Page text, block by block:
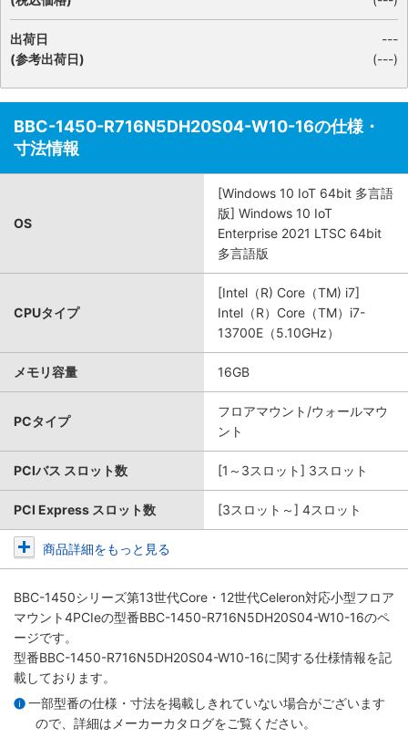
出荷日
(参考出荷日)
---
(---)
BBC-1450-R716N5DH20S04-W10-16の仕様・
寸法情報
OS
[Windows 10 IoT 64bit 多言語
版] Windows 10 IoT
Enterprise 2021 LTSC 64bit
多言語版
CPUタイプ
[Intel（R) Core（TM) i7]
Intel（R）Core（TM）i7-
13700E（5.10GHz）
メモリ容量 16GB
PCタイプ
フロアマウント/ウォールマウ
ント
PCIバス スロット数 [1～3スロット] 3スロット
PCI Express スロット数 [3スロット～] 4スロット
商品詳細をもっと見る
BBC-1450シリーズ第13世代Core・12世代Celeron対応小型フロア
マウント4PCIeの型番BBC-1450-R716N5DH20S04-W10-16のペ
ージです。
型番BBC-1450-R716N5DH20S04-W10-16に関する仕様情報を記
載しております。
一部型番の仕様・寸法を掲載しきれていない場合がございます
ので、詳細は メーカーカタログをご覧ください。